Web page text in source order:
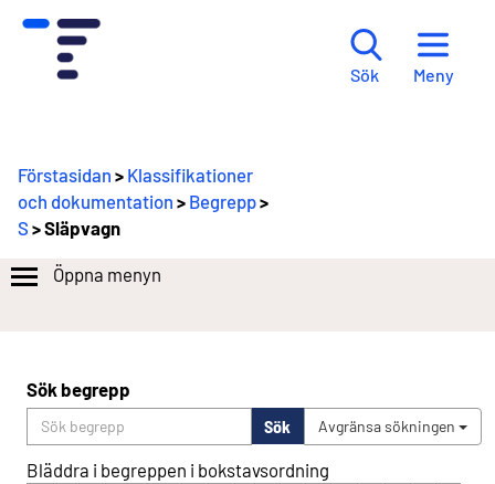
Sök Meny
Förstasidan > Klassifikationer
och dokumentation > Begrepp>
S > Släpvagn
Öppna menyn
Sök begrepp
Sök Avgränsa sökningen
Bläddra i begreppen i bokstavsordning